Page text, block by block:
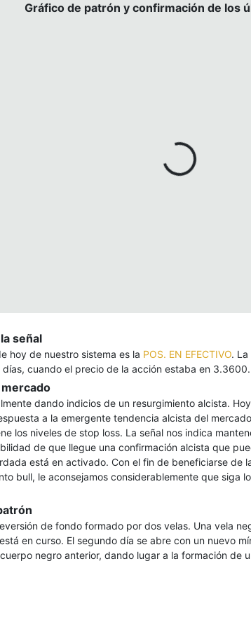
Gráfico de patrón y confirmación de los
señal
hoy de nuestro sistema es la POS. EN EFECTIVO. La
cuando el precio de la acción estaba en
dando indicios de un resurgimiento alcista.
a la emergente tendencia alcista del
los niveles de stop loss. La señal nos indica
de que llegue una confirmación alcista que
está en activado. Con el fin de beneficiarse de
bull, le aconsejamos considerablemente que siga
de fondo formado por dos velas. Una vela
en curso. El segundo día se abre con un nuevo
negro anterior, dando lugar a la formación de